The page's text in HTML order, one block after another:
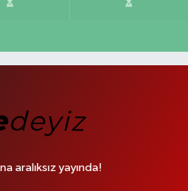
aralıksız yayında!